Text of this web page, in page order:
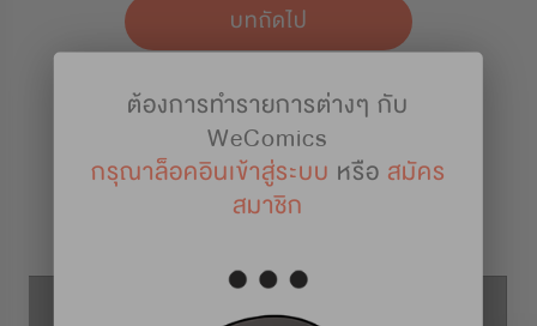
บทถัดไป
เก็บไว้อ่าน
รายละเอียดการ์ตูน
ต้องการทำรายการต่างๆ กับ
WeComics
กรุณาล็อคอินเข้าสู่ระบบ หรือ สมัคร
สมาชิก